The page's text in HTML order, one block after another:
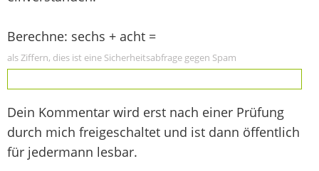
Berechne: sechs + acht =
als Ziffern, dies ist eine Sicherheitsabfrage gegen Spam
Dein Kommentar wird erst nach einer Prüfung
durch mich freigeschaltet und ist dann öffentlich
für jedermann lesbar.